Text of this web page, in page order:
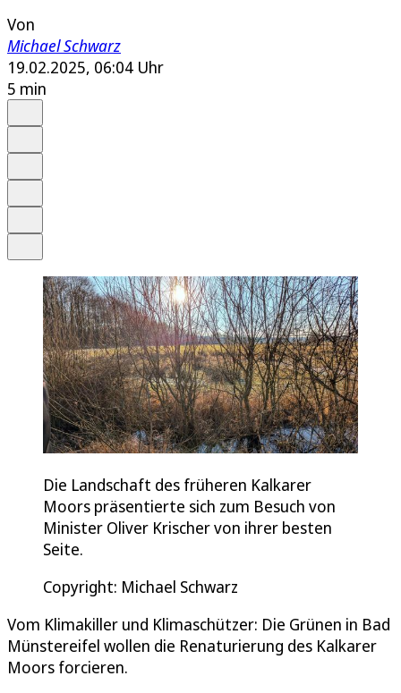
Von
Michael Schwarz
19.02.2025, 06:04 Uhr
5 min
Die Landschaft des früheren Kalkarer
Moors präsentierte sich zum Besuch von
Minister Oliver Krischer von ihrer besten
Seite.
Copyright: Michael Schwarz
Vom Klimakiller und Klimaschützer: Die Grünen in Bad
Münstereifel wollen die Renaturierung des Kalkarer
Moors forcieren.